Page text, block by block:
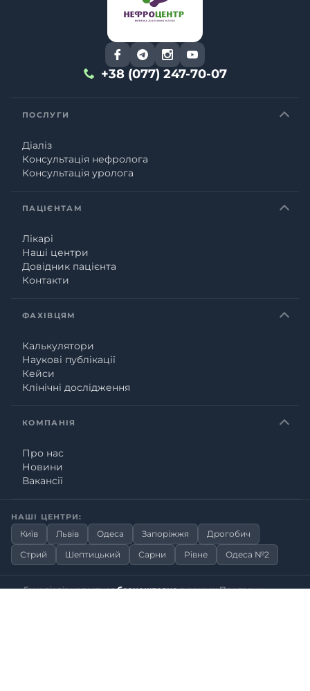
+38 (077) 247-70-07
ПОСЛУГИ
Діаліз
Консультація нефролога
Консультація уролога
ПАЦІЄНТАМ
Лікарі
Наші центри
Довідник пацієнта
Контакти
ФАХІВЦЯМ
Калькулятори
Наукові публікації
Кейси
Клінічні дослідження
КОМПАНІЯ
Про нас
Новини
Вакансії
НАШІ ЦЕНТРИ:
Київ Львів Одеса Запоріжжя
Дрогобич
Стрий
Шептицький Сарни Рівне Одеса №2
Гемодіаліз надаєтьсябезкоштовнов рамках Програми